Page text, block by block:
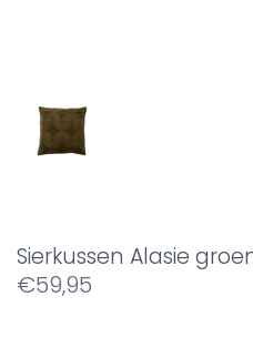
Sierkussen Alasie
€59,95